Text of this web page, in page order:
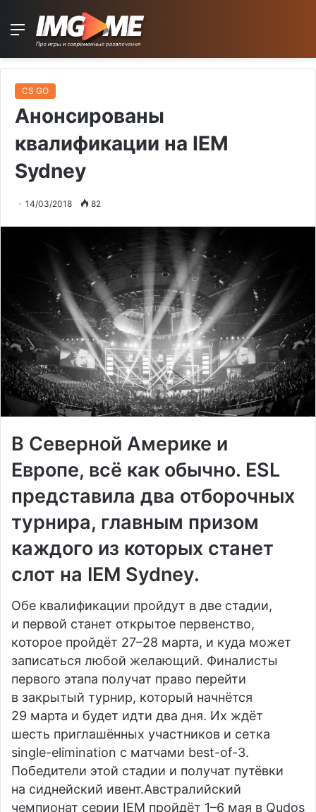
Menu
CS GO
Анонсированы
квалификации на IEM
Sydney
14/03/2018 82
В Северной Америке и
Европе, всё как обычно. ESL
представила два отборочных
турнира, главным призом
каждого из которых станет
слот на IEM Sydney.
Обе квалификации пройдут в две стадии,
и первой станет открытое первенство,
которое пройдёт 27–28 марта, и куда может
записаться любой желающий. Финалисты
первого этапа получат право перейти
в закрытый турнир, который начнётся
29 марта и будет идти два дня. Их ждёт
шесть приглашённых участников и сетка
single-elimination с матчами best-of-3.
Победители этой стадии и получат путёвки
на сиднейский ивент.Австралийский
чемпионат серии IEM пройдёт 1–6 мая в Qudos